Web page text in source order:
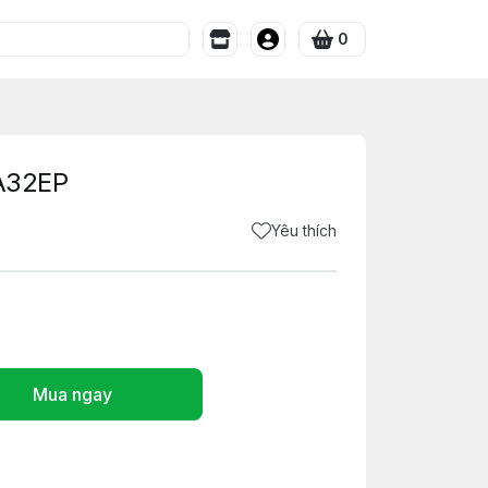
0
Yêu thích
Mua ngay